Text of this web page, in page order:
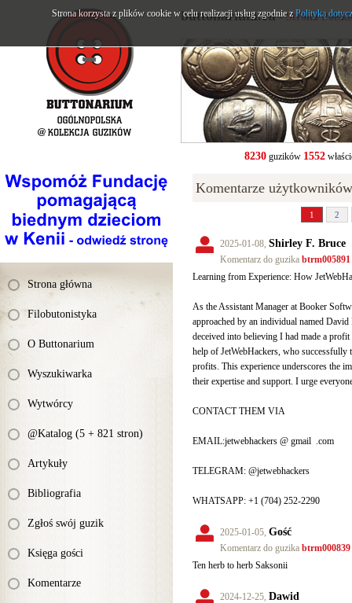
Strona główna
Filobutonistyka
O Buttonarium
Wyszukiwarka
Wytwórcy
@Katalog (5 + 821 stron)
Artykuły
Bibliografia
Zgłoś swój guzik
Księga gości
Komentarze
buttonarium.eu- Strona
8230guzików 1552
Komentarze
1 2
2025-01-08, Shirley F. Bruce
Komentarz do guzika btrm005891
Learning from Experience: How
As the Assistant Manager at Booker
approached by an individual named
deceived into believing I had made a
help of JetWebHackers, who successfully
profits. This experience underscores the
their expertise and support. I urge
CONTACT THEM VIA
EMAIL:jetwebhackers @ gmail .com
TELEGRAM: @jetwebhackers
WHATSAPP: ‪+1 (704) 252‑2290‬
2025-01-05, Gość
Komentarz do guzika btrm000839
Ten herb to herb Saksonii
2024-12-25, Dawid
Strona korzysta z plików cookie w celu realizacji usług zgodnie zPolityką